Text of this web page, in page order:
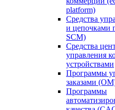
platform)
Средства
и цепочками
SCM)
Средства
управления
устройствами
Программы
заказами
Программы